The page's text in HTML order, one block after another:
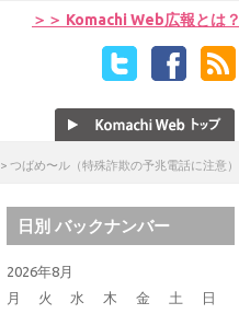
＞＞ Komachi Web広報とは？
> つばめ〜ル（特殊詐欺の予兆電話に注意）
日別 バックナンバー
2026年8月
月
火 水 木 金 土 日